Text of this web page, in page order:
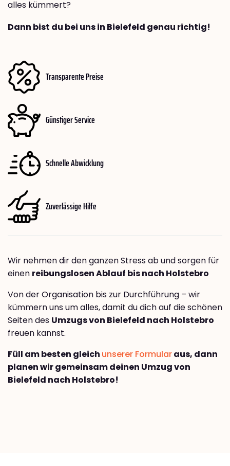
alles kümmert?
Dann bist du bei uns in Bielefeld genau richtig!
Transparente Preise
Günstiger Service
Schnelle Abwicklung
Zuverlässige Hilfe
Wir nehmen dir den ganzen Stress ab und sorgen für
einen reibungslosen Ablauf bis nach Holstebro
Von der Organisation bis zur Durchführung – wir
kümmern uns um alles, damit du dich auf die schönen
Seiten des Umzugs von Bielefeld nach Holstebro
freuen kannst.
Füll am besten gleich unserer Formularaus, dann
planen wir gemeinsam deinen Umzug von
Bielefeld nach Holstebro!